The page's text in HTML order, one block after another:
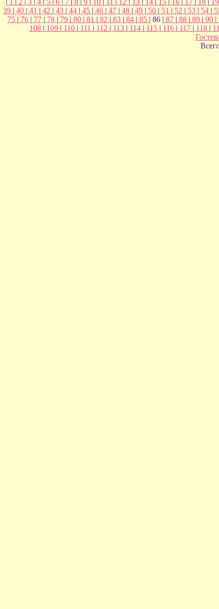
2 3 4 5 6 7 8 9 10 12 13 14 15 16 17 18
39 | 40 | 41 | 42 | 43 | 44 | 45 | 46 | 47 | 48 | 49 | 50 | 51 | 52 | 53 | 54 |
75 | 76 | 77 | 78 | 79 | 80 | 81 | 82 | 83 | 84 | 85 | 86 | 87 | 88 | 89 | 90 |
108 | 109 | 110 | 111 | 112 | 113 | 114 | 115 | 116 | 117 | 118 |